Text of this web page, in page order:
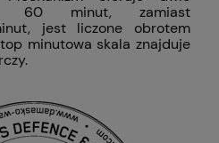
60 minut, zamiast
jest liczone obrotem
minutowa skala znajduje